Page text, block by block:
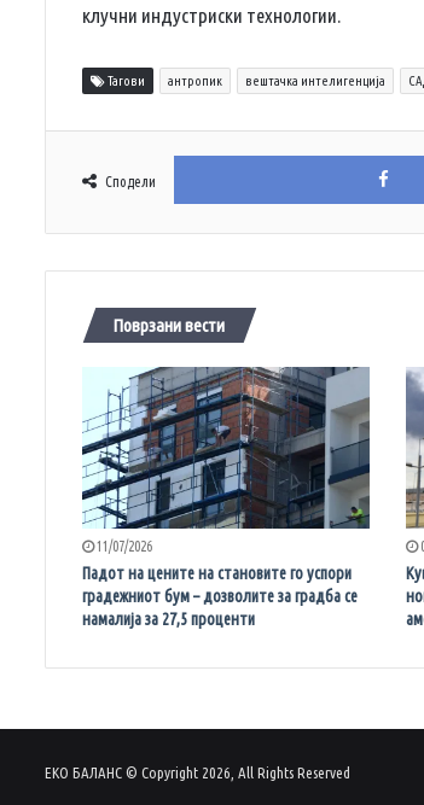
клучни индустриски технологии.
Тагови антропик вештачка интелигенција
Сподели
Поврзани вести
11/07/2026
Падот на цените на становите го успори
градежниот бум – дозволите за градба се
намалија за 27,5 проценти
ЕКО БАЛАНС © Copyright 2026, All Rights Reserved